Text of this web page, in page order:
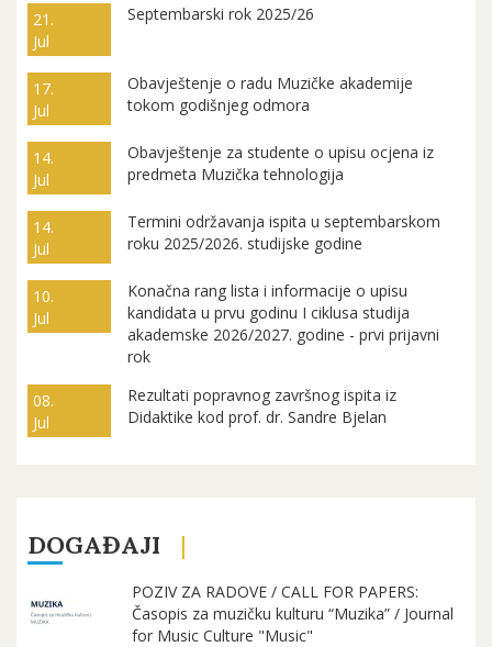
21.
Jul
Septembarski rok 2025/26
17.
Jul
Obavještenje o radu Muzičke akademije
tokom godišnjeg odmora
14.
Jul
Obavještenje za studente o upisu ocjena iz
predmeta Muzička tehnologija
14.
Jul
Termini održavanja ispita u septembarskom
roku 2025/2026. studijske godine
10.
Jul
Konačna rang lista i informacije o upisu
kandidata u prvu godinu I ciklusa studija
akademske 2026/2027. godine - prvi prijavni
rok
08.
Jul
Rezultati popravnog završnog ispita iz
Didaktike kod prof. dr. Sandre Bjelan
DOGAĐAJI
POZIV ZA RADOVE / CALL FOR PAPERS:
Časopis za muzičku kulturu “Muzika” / Journal
for Music Culture "Music"